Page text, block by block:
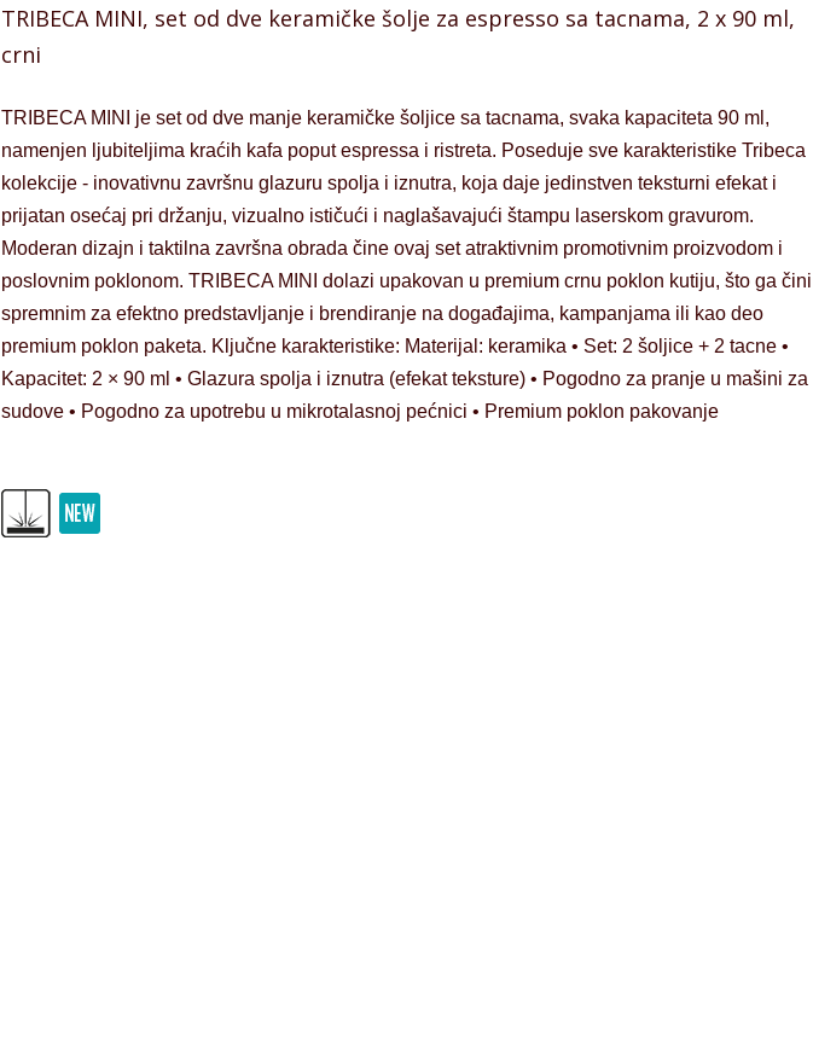
TRIBECA MINI, set od dve keramičke šolje za espresso sa tacnama, 2 x 90 ml,
crni
TRIBECA MINI je set od dve manje keramičke šoljice sa tacnama, svaka kapaciteta 90 ml,
namenjen ljubiteljima kraćih kafa poput espressa i ristreta. Poseduje sve karakteristike Tribeca
kolekcije - inovativnu završnu glazuru spolja i iznutra, koja daje jedinstven teksturni efekat i
prijatan osećaj pri držanju, vizualno ističući i naglašavajući štampu laserskom gravurom.
Moderan dizajn i taktilna završna obrada čine ovaj set atraktivnim promotivnim proizvodom i
poslovnim poklonom. TRIBECA MINI dolazi upakovan u premium crnu poklon kutiju, što ga čini
spremnim za efektno predstavljanje i brendiranje na događajima, kampanjama ili kao deo
premium poklon paketa. Ključne karakteristike: Materijal: keramika • Set: 2 šoljice + 2 tacne •
Kapacitet: 2 × 90 ml • Glazura spolja i iznutra (efekat teksture) • Pogodno za pranje u mašini za
sudove • Pogodno za upotrebu u mikrotalasnoj pećnici • Premium poklon pakovanje